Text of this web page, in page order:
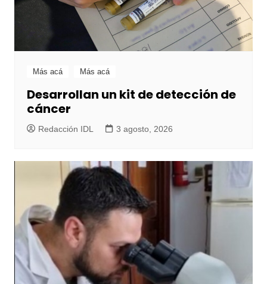
Más acá Más acá
Desarrollan un kit de detección de
cáncer
Redacción IDL 3 agosto, 2026